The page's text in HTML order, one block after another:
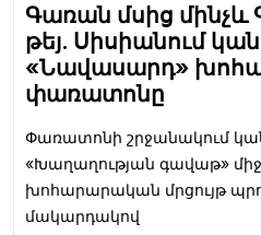
Գառան մսից մինչև
թեյ. Սիսիանում
«Նավասարդ»
փառատոնը
Փառատոնի շրջանակում
«Խաղաղության գավաթ»
խոհարարական մրցույթ
մակարդակով